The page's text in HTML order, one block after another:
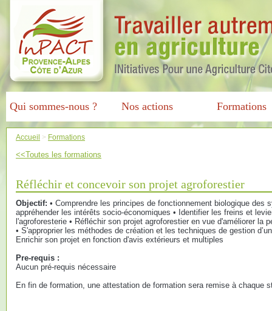
Qui sommes-nous ? Nos actions Formations
Accueil > Formations
<<Toutes les formations
Réfléchir et concevoir son projet agroforestier
Objectif: • Comprendre les principes de fonctionnement biologique des
appréhender les intérêts socio-économiques • Identifier les freins et
l'agroforesterie • Réfléchir son projet agroforestier en vue d'améliorer la
• S'approprier les méthodes de création et les techniques de gestion
Enrichir son projet en fonction d'avis extérieurs et multiples
Pre-requis :
Aucun pré-requis nécessaire
En fin de formation, une attestation de formation sera remise à chaque